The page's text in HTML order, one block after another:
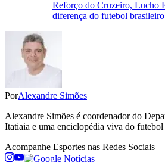
Reforço do Cruzeiro, Lucho
diferença do futebol
PorAlexandre Simões
Alexandre Simões é coordenador do
Itatiaia e uma enciclopédia viva do
Acompanhe Esportes nas Redes Sociais